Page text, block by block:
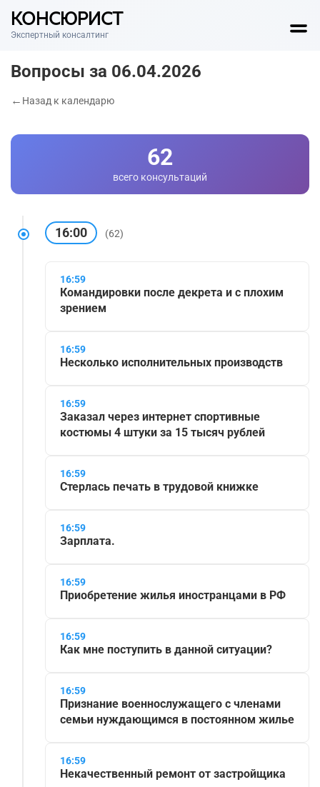
КОНСЮРИСТ
Экспертный консалтинг
Вопросы за 06.04.2026
Назад к календарю
62
всего консультаций
16:00 (62)
16:59
Командировки после декрета и с плохим
зрением
16:59
Несколько исполнительных производств
16:59
Заказал через интернет спортивные
костюмы 4 штуки за 15 тысяч рублей
16:59
Стерлась печать в трудовой книжке
16:59
Зарплата.
16:59
Приобретение жилья иностранцами в РФ
16:59
Как мне поступить в данной ситуации?
16:59
Признание военнослужащего с членами
семьи нуждающимся в постоянном жилье
16:59
Некачественный ремонт от застройщика